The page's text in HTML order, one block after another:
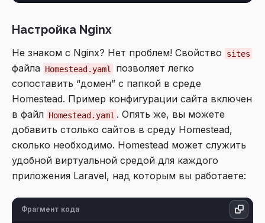
Настройка Nginx
Не знаком с Nginx? Нет проблем! Свойство sites
файла Homestead.yaml
позволяет легко
сопоставить “домен” с папкой в среде
Homestead. Пример конфигурации сайта включен
в файл Homestead.yaml . Опять же, вы можете
добавить столько сайтов в среду Homestead,
сколько необходимо. Homestead может служить
удобной виртуальной средой для каждого
приложения Laravel, над которым вы работаете:
Фрагмент кода